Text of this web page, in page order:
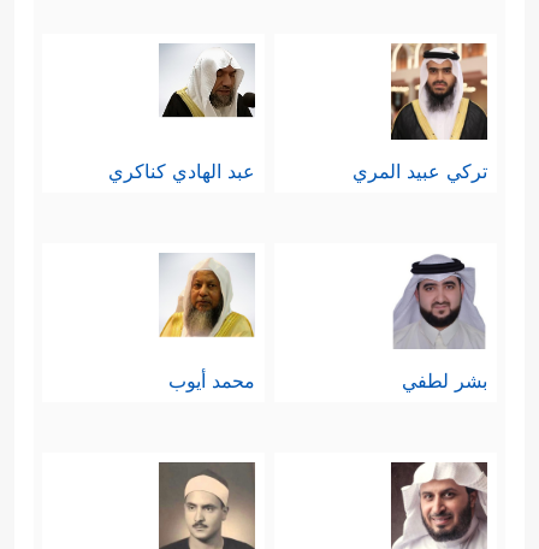
تركي عبيد المري عبد الهادي كناكري
بشر لطفي محمد أيوب